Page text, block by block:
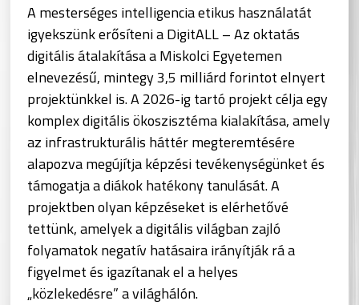
A mesterséges intelligencia etikus használatát
igyekszünk erősíteni a DigitALL – Az oktatás
digitális átalakítása a Miskolci Egyetemen
elnevezésű, mintegy 3,5 milliárd forintot elnyert
projektünkkel is. A 2026-ig tartó projekt célja egy
komplex digitális ökoszisztéma kialakítása, amely
az infrastrukturális háttér megteremtésére
alapozva megújítja képzési tevékenységünket és
támogatja a diákok hatékony tanulását. A
projektben olyan képzéseket is elérhetővé
tettünk, amelyek a digitális világban zajló
folyamatok negatív hatásaira irányítják rá a
figyelmet és igazítanak el a helyes
„közlekedésre” a világhálón.